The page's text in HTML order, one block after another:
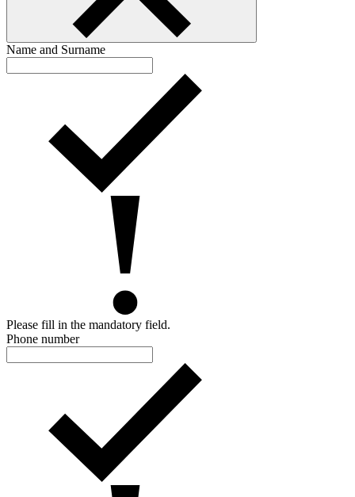
Name and Surname
Please fill in the mandatory field.
Phone number